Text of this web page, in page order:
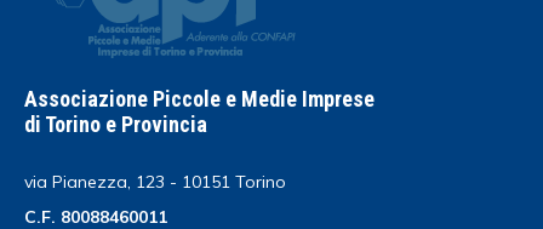
Associazione Piccole e Medie Imprese
di Torino e Provincia
via Pianezza, 123 - 10151 Torino
C.F. 80088460011